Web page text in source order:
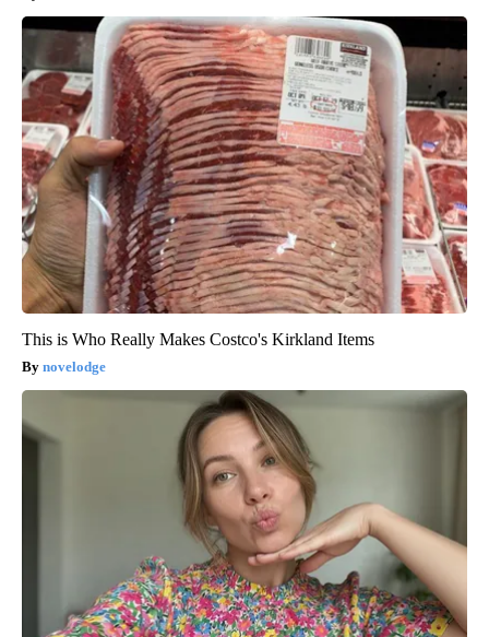
This is Who Really Makes Costco's Kirkland Items
novelodge